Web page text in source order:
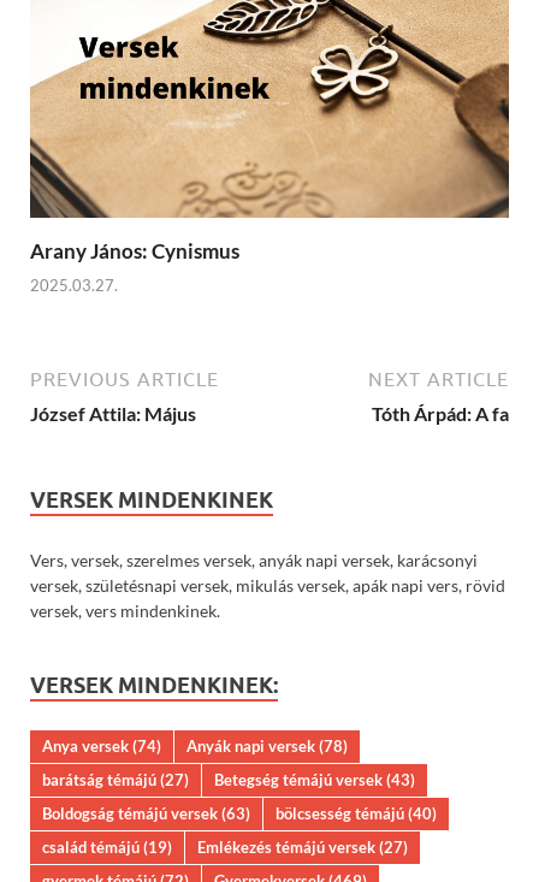
Arany János: Cynismus
2025.03.27.
PREVIOUS ARTICLE
József Attila: Május
NEXT ARTICLE
Tóth Árpád: A fa
VERSEK MINDENKINEK
Vers, versek, szerelmes versek, anyák napi versek, karácsonyi
versek, születésnapi versek, mikulás versek, apák napi vers, rövid
versek, vers mindenkinek.
VERSEK MINDENKINEK:
Anya versek(74) Anyák napi versek(78)
barátság témájú(27) Betegség témájú versek(43)
Boldogság témájú versek(63) bölcsesség témájú(40)
család témájú(19) Emlékezés témájú versek(27)